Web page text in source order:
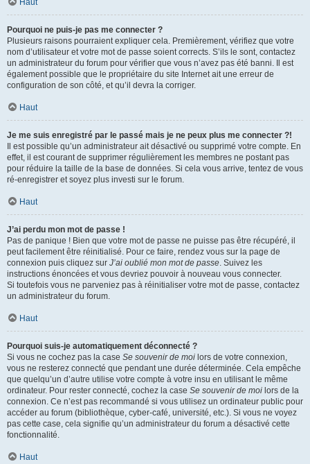
Haut
Pourquoi ne puis-je pas me connecter ?
Plusieurs raisons pourraient expliquer cela. Premièrement, vérifiez que votre
nom d’utilisateur et votre mot de passe soient corrects. S’ils le sont, contactez
un administrateur du forum pour vérifier que vous n’avez pas été banni. Il est
également possible que le propriétaire du site Internet ait une erreur de
configuration de son côté, et qu’il devra la corriger.
Haut
Je me suis enregistré par le passé mais je ne peux plus me connecter ?!
Il est possible qu’un administrateur ait désactivé ou supprimé votre compte. En
effet, il est courant de supprimer régulièrement les membres ne postant pas
pour réduire la taille de la base de données. Si cela vous arrive, tentez de vous
ré-enregistrer et soyez plus investi sur le forum.
Haut
J’ai perdu mon mot de passe !
Pas de panique ! Bien que votre mot de passe ne puisse pas être récupéré, il
peut facilement être réinitialisé. Pour ce faire, rendez vous sur la page de
connexion puis cliquez sur J’ai oublié mon mot de passe. Suivez les
instructions énoncées et vous devriez pouvoir à nouveau vous connecter.
Si toutefois vous ne parveniez pas à réinitialiser votre mot de passe, contactez
un administrateur du forum.
Haut
Pourquoi suis-je automatiquement déconnecté ?
Si vous ne cochez pas la case Se souvenir de moi lors de votre connexion,
vous ne resterez connecté que pendant une durée déterminée. Cela empêche
que quelqu’un d’autre utilise votre compte à votre insu en utilisant le même
ordinateur. Pour rester connecté, cochez la case Se souvenir de moi lors de la
connexion. Ce n’est pas recommandé si vous utilisez un ordinateur public pour
accéder au forum (bibliothèque, cyber-café, université, etc.). Si vous ne voyez
pas cette case, cela signifie qu’un administrateur du forum a désactivé cette
fonctionnalité.
Haut